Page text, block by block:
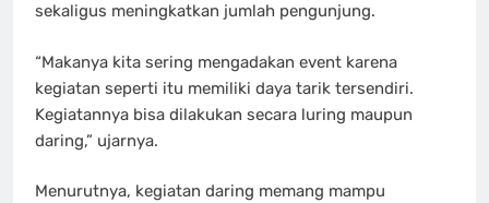
sekaligus meningkatkan jumlah pengunjung.
“Makanya kita sering mengadakan event karena
kegiatan seperti itu memiliki daya tarik tersendiri.
Kegiatannya bisa dilakukan secara luring maupun
daring,” ujarnya.
Menurutnya, kegiatan daring memang mampu